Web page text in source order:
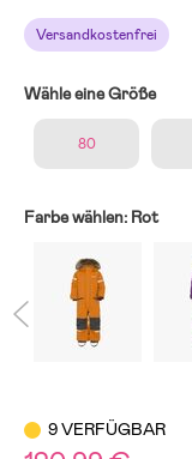
Versandkostenfrei
Wähle eine Größe
80
Farbe wählen: Rot
9 VERFÜGBAR